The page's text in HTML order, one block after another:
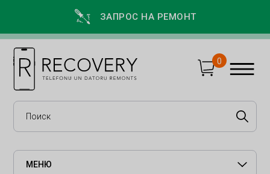
ЗАПРОС НА РЕМОНТ
0
МЕНЮ